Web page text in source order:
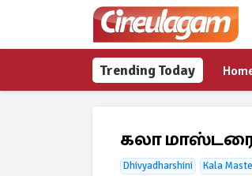
Trending Today
கலா
Dhivyadharshini Kala